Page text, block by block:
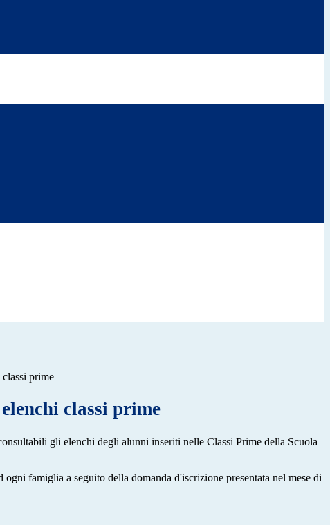
prime
classi prime
gli elenchi degli alunni inseriti nelle Classi Prime della Scuola
famiglia a seguito della domanda d'iscrizione presentata nel mese di